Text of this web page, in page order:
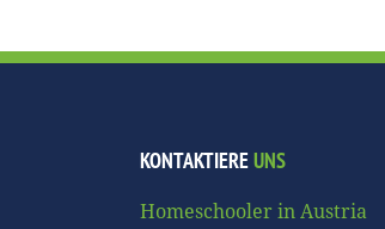
KONTAKTIEREUNS
Homeschooler in Austria